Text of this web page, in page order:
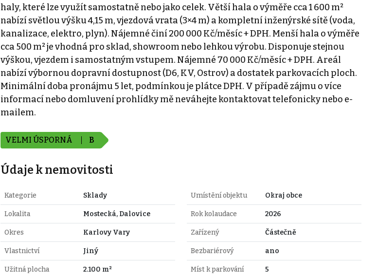
haly, které lze využít samostatně nebo jako celek. Větší hala o výměře cca 1 600 m²
nabízí světlou výšku 4,15 m, vjezdová vrata (3×4 m) a kompletní inženýrské sítě (voda,
kanalizace, elektro, plyn). Nájemné činí 200 000 Kč/měsíc + DPH. Menší hala o výměře
cca 500 m² je vhodná pro sklad, showroom nebo lehkou výrobu. Disponuje stejnou
výškou, vjezdem i samostatným vstupem. Nájemné 70 000 Kč/měsíc + DPH. Areál
nabízí výbornou dopravní dostupnost (D6, KV, Ostrov) a dostatek parkovacích ploch.
Minimální doba pronájmu 5 let, podmínkou je plátce DPH. V případě zájmu o více
informací nebo domluvení prohlídky mě neváhejte kontaktovat telefonicky nebo e-
mailem.
VELMI ÚSPORNÁ B
Údaje k nemovitosti
Kategorie Sklady
Lokalita Mostecká, Dalovice
Okres Karlovy Vary
Vlastnictví Jiný
Užitná plocha 2.100 m²
Umístění objektu Okraj obce
Rok kolaudace 2026
Zařízený Částečně
Bezbariérový ano
Míst k parkování 5